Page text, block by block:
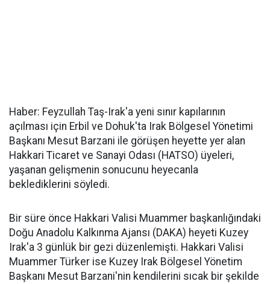
Haber: Feyzullah Taş-Irak'a yeni sınır kapılarının
açılması için Erbil ve Dohuk'ta Irak Bölgesel Yönetimi
Başkanı Mesut Barzani ile görüşen heyette yer alan
Hakkari Ticaret ve Sanayi Odası (HATSO) üyeleri,
yaşanan gelişmenin sonucunu heyecanla
beklediklerini söyledi.
Bir süre önce Hakkari Valisi Muammer başkanlığındaki
Doğu Anadolu Kalkınma Ajansı (DAKA) heyeti Kuzey
Irak'a 3 günlük bir gezi düzenlemişti. Hakkari Valisi
Muammer Türker ise Kuzey Irak Bölgesel Yönetim
Başkanı Mesut Barzani'nin kendilerini sıcak bir şekilde